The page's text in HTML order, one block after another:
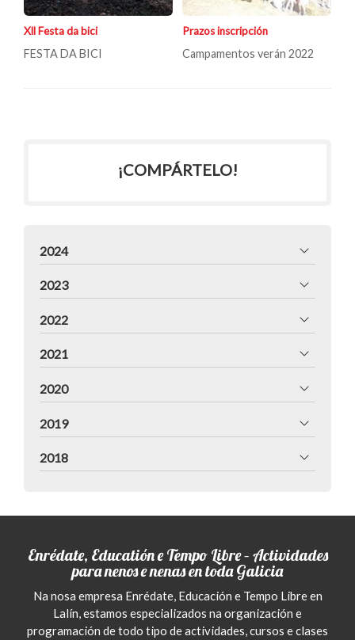
Xll Festa da bici
FESTA DA BICI
Prazos inscripción
Campamentos verán 2022
¡COMPÁRTELO!
2024
2023
2022
2021
2020
2019
2018
Enrédate, Educatión e Tempo Libre – Actividades
para nenos e nenas en toda Galicia
Na nosa empresa Enrédate, Educación e Tempo Libre en
Lalín, estamos especializados na organización e
programación de todo tipo de actividades, cursos e clases